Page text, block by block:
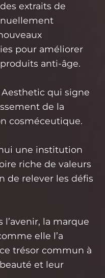
extraits de
pour améliorer
anti-âge.
qui signe
de la
cosméceutique.
une institution
riche de valeurs
de relever les défis
la marque
elle l’a
trésor commun à
et leur